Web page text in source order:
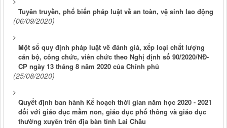
Tuyên truyền, phổ biến pháp luật về an toàn, vệ sinh lao động
(06/09/2020)
Một số quy định pháp luật về đánh giá, xếp loại chất lượng
cán bộ, công chức, viên chức theo Nghị định số 90/2020/NĐ-
CP ngày 13 tháng 8 năm 2020 của Chính phủ
(25/08/2020)
Quyết định ban hành Kế hoạch thời gian năm học 2020 - 2021
đối với giáo dục mầm non, giáo dục phổ thông và giáo dục
thường xuyên trên địa bàn tỉnh Lai Châu